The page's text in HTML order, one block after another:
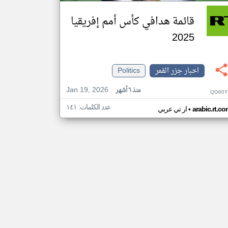
قائمة هدافي كأس أمم إفريقيا
2025
اخبار جزر القمر
Politics
Jan 19, 2026
منذ ٦ أشهر
ار تي عربي• عدد الكلمات: ١٤١